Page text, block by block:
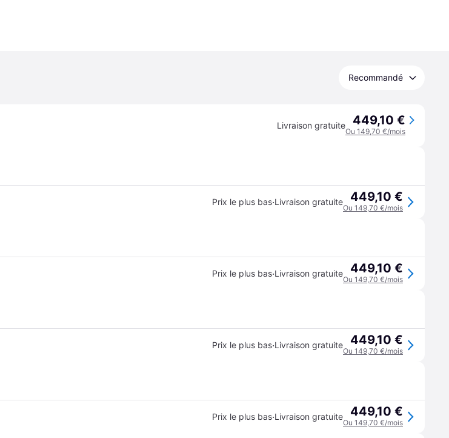
Recommandé
Livraison gratuite 449,10 €
Ou 149,70 €/mois
Prix le plus bas·Livraison gratuite 449,10 €
Ou 149,70 €/mois
Prix le plus bas·Livraison gratuite 449,10 €
Ou 149,70 €/mois
Prix le plus bas·Livraison gratuite 449,10 €
Ou 149,70 €/mois
Prix le plus bas·Livraison gratuite 449,10 €
Ou 149,70 €/mois